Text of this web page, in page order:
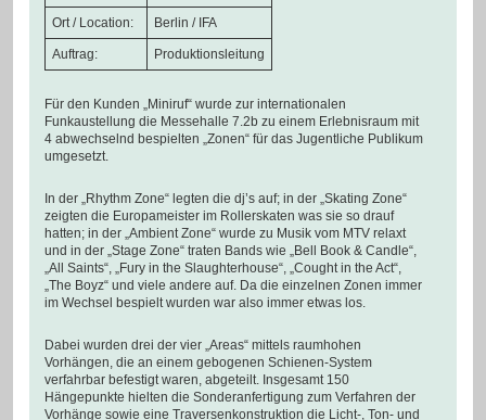
Ort / Location: Berlin / IFA
Auftrag: Produktionsleitung
Für den Kunden „Miniruf“ wurde zur internationalen
Funkaustellung die Messehalle 7.2b zu einem Erlebnisraum mit
4 abwechselnd bespielten „Zonen“ für das Jugentliche Publikum
umgesetzt.
In der „Rhythm Zone“ legten die dj’s auf; in der „Skating Zone“
zeigten die Europameister im Rollerskaten was sie so drauf
hatten; in der „Ambient Zone“ wurde zu Musik vom MTV relaxt
und in der „Stage Zone“ traten Bands wie „Bell Book & Candle“,
„All Saints“, „Fury in the Slaughterhouse“, „Cought in the Act“,
„The Boyz“ und viele andere auf. Da die einzelnen Zonen immer
im Wechsel bespielt wurden war also immer etwas los.
Dabei wurden drei der vier „Areas“ mittels raumhohen
Vorhängen, die an einem gebogenen Schienen-System
verfahrbar befestigt waren, abgeteilt. Insgesamt 150
Hängepunkte hielten die Sonderanfertigung zum Verfahren der
Vorhänge sowie eine Traversenkonstruktion die Licht-, Ton- und